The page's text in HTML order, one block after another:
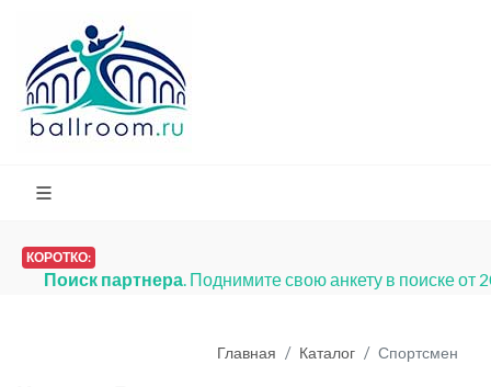
КОРОТКО:
Поиск партнера. Поднимите свою анкету в поиске от
Главная Каталог Спортсмен